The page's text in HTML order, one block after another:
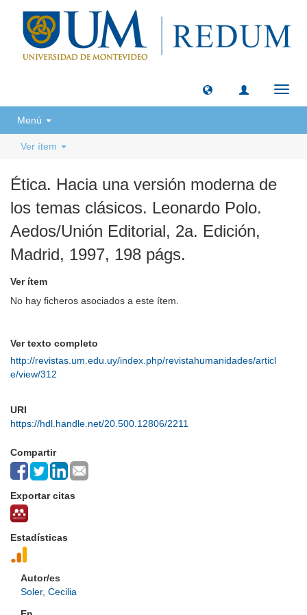
Menú
Ver ítem
Ética. Hacia una versión moderna de
los temas clásicos. Leonardo Polo.
Aedos/Unión Editorial, 2a. Edición,
Madrid, 1997, 198 págs.
Ver ítem
No hay ficheros asociados a este ítem.
Ver texto completo
http://revistas.um.edu.uy/index.php/revistahumanidades/articl
e/view/312
URI
https://hdl.handle.net/20.500.12806/2211
Compartir
Exportar citas
Estadísticas
Autor/es
Soler, Cecilia